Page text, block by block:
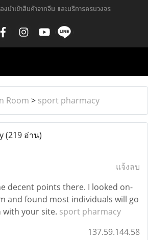
นำเข้าสินค้าจากจีน และบริการครบวงจร
Room > sport pharmacy
(219 อ่าน)
แจ้งลบ
decent points there. I looked on-
and found most individuals will go
your site. sport pharmacy
137.59.144.58